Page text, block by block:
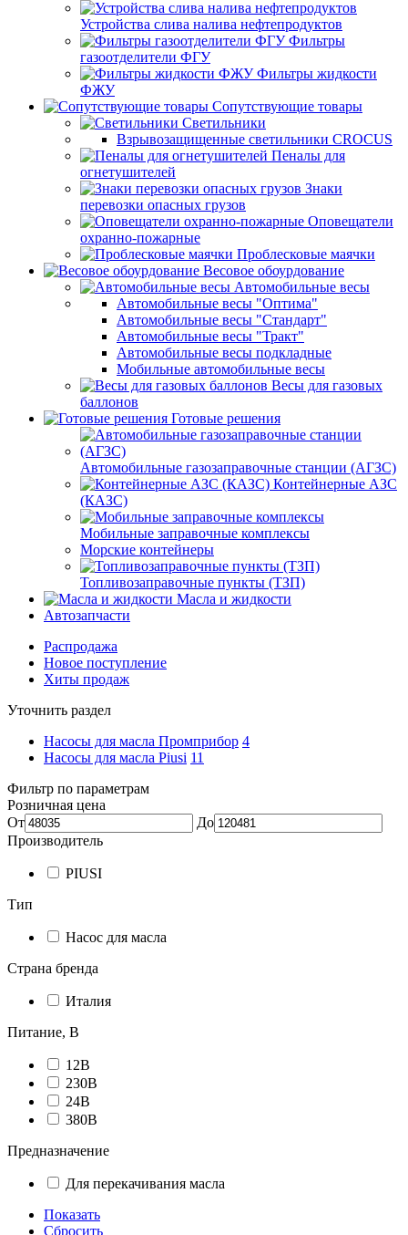
Устройства слива налива нефтепродуктов
Фильтры
газоотделители ФГУ
Фильтры жидкости
ФЖУ
Сопутствующие товары
Светильники
Взрывозащищенные светильники CROCUS
Пеналы для
огнетушителей
Знаки
перевозки опасных грузов
Оповещатели
охранно-пожарные
Проблесковые маячки
Весовое обоурдование
Автомобильные весы
Автомобильные весы "Оптима"
Автомобильные весы "Стандарт"
Автомобильные весы "Тракт"
Автомобильные весы подкладные
Мобильные автомобильные весы
Весы для газовых
баллонов
Готовые решения
Автомобильные газозаправочные станции (АГЗС)
Контейнерные АЗС
(КАЗС)
Мобильные заправочные комплексы
Морские контейнеры
Топливозаправочные пункты (ТЗП)
Масла и жидкости
Автозапчасти
Распродажа
Новое поступление
Хиты продаж
Уточнить раздел
Насосы для масла Промприбор 4
Насосы для масла Piusi 11
Фильтр по параметрам
Розничная цена
От
До
Производитель
PIUSI
Тип
Насос для масла
Страна бренда
Италия
Питание, В
12В
230В
24В
380В
Предназначение
Для перекачивания масла
Показать
Сбросить